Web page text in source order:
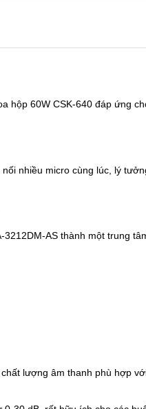
hộp 60W CSK-640 đáp ứng
nhiều micro cùng lúc, lý
AS thành một trung
lượng âm thanh phù hợp